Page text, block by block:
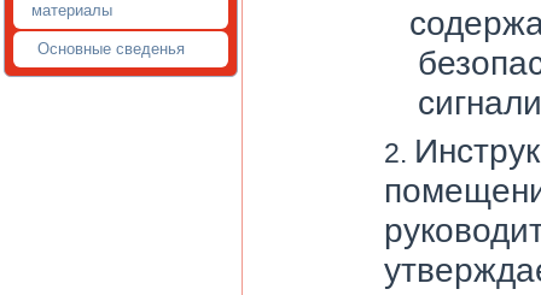
материалы
Основные сведенья